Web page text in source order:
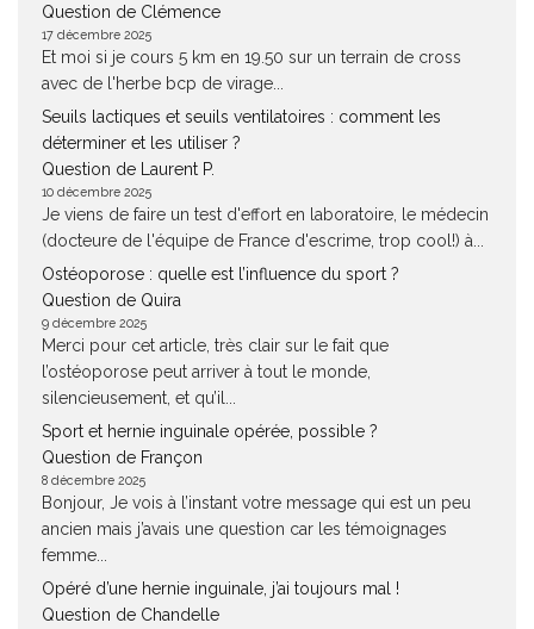
Question de Clémence
17 décembre 2025
Et moi si je cours 5 km en 19.50 sur un terrain de cross
avec de l'herbe bcp de virage...
Seuils lactiques et seuils ventilatoires : comment les
déterminer et les utiliser ?
Question de Laurent P.
10 décembre 2025
Je viens de faire un test d'effort en laboratoire, le médecin
(docteure de l'équipe de France d'escrime, trop cool!) à...
Ostéoporose : quelle est l’influence du sport ?
Question de Quira
9 décembre 2025
Merci pour cet article, très clair sur le fait que
l’ostéoporose peut arriver à tout le monde,
silencieusement, et qu’il...
Sport et hernie inguinale opérée, possible ?
Question de Françon
8 décembre 2025
Bonjour, Je vois à l’instant votre message qui est un peu
ancien mais j’avais une question car les témoignages
femme...
Opéré d’une hernie inguinale, j’ai toujours mal !
Question de Chandelle